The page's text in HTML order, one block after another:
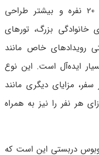
معمولاً برای جابجایی گروه‌های 20 نفره و بیشتر طراحی
خانوادگی بزرگ، تورهای
رویدادهای خاص مانند
ایده‌آل است. این نوع
مزایای دیگری مانند
هر نفر را نیز به همراه
دربستی این است که